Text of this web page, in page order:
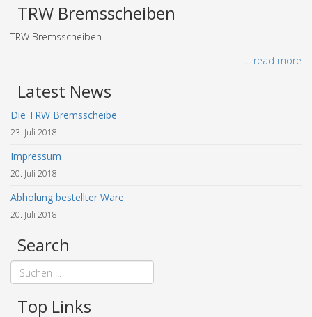
TRW Bremsscheiben
TRW Bremsscheiben
... read more
Latest News
Die TRW Bremsscheibe
23. Juli 2018
Impressum
20. Juli 2018
Abholung bestellter Ware
20. Juli 2018
Search
Top Links